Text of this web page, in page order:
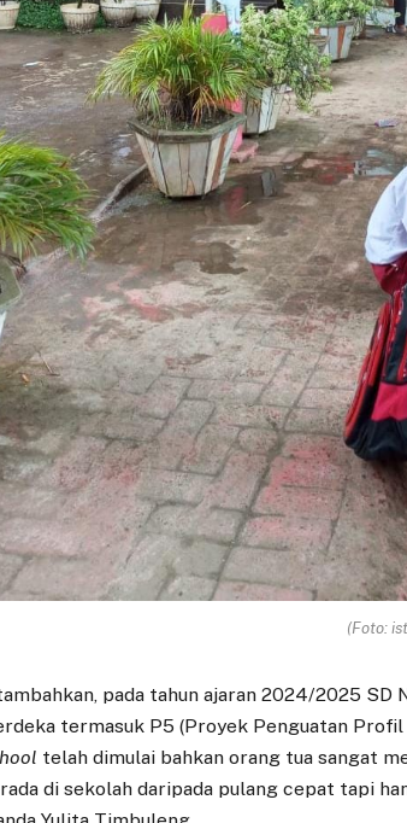
(Foto:
pada tahun ajaran 2024/2025
termasuk P5 (Proyek Penguatan
telah dimulai bahkan orang tua sangat
di sekolah daripada pulang cepat tapi